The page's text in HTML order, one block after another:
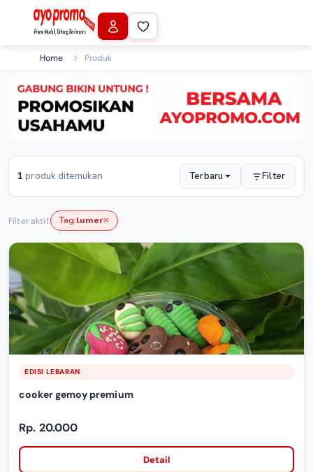
Home Produk
1 produk ditemukan Terbaru Filter
Filter aktif: Tag:lumer✕
EDISI LEBARAN
cooker gemoy premium
Rp. 20.000
Detail